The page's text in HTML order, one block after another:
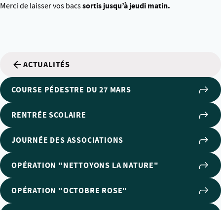
Merci de laisser vos bacssortis jusqu’à jeudi matin.
ACTUALITÉS
COURSE PÉDESTRE DU 27 MARS
RENTRÉE SCOLAIRE
JOURNÉE DES ASSOCIATIONS
OPÉRATION "NETTOYONS LA NATURE"
OPÉRATION "OCTOBRE ROSE"